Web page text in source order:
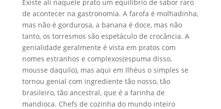
Existe ali naquele prato um equilíbrio de sabor raro
de acontecer na gastronomia. A farofa é molhadinha,
mas não é gordurosa, a banana é doce, mas não
tanto, os torresmos são espetáculo de crocância. A
genialidade geralmente é vista em pratos com
nomes estranhos e complexos(espuma disso,
mousse daquilo), mas aqui em Ilhéus o simples se
tornou genial com ingrediente tão nosso, tão
brasileiro, tão ancestral, que é a farinha de
mandioca. Chefs de cozinha do mundo inteiro